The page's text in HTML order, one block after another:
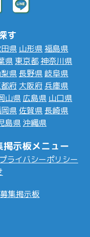
す
県 山形県福島県
県 東京都神奈川県
県 長野県 岐阜県
府 大阪府 兵庫県
山県 広島県 山口県
県 佐賀県 長崎県
島県 沖縄県
示板メニュー
プライバシーポリシー
集掲示板